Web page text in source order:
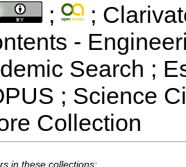
;
;
-
Search ;
; Science
Collection
in these collections: